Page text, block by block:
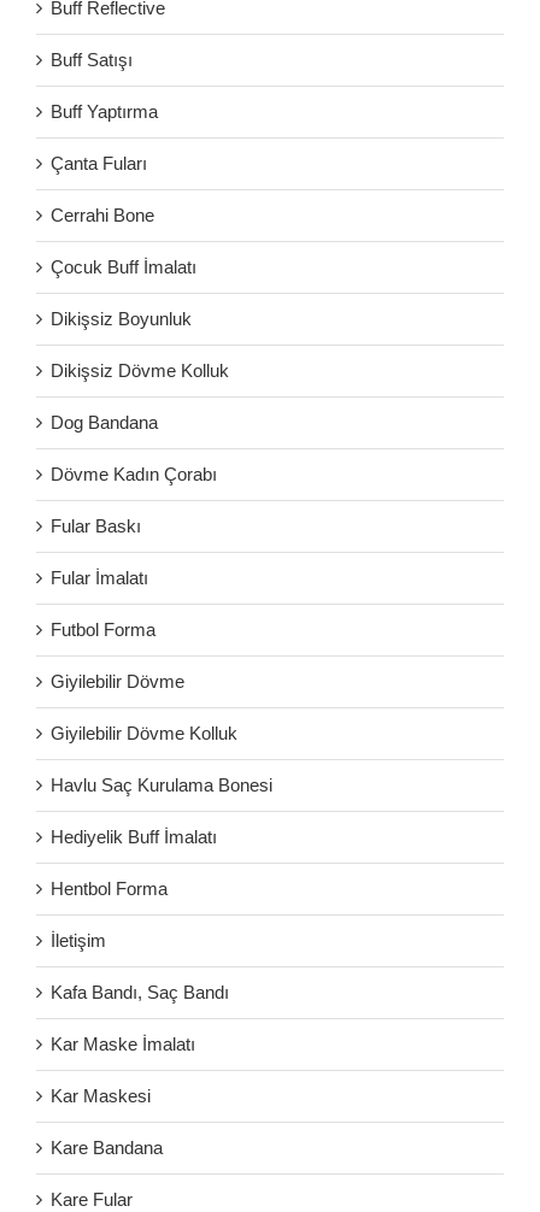
Buff Reflective
Buff Satışı
Buff Yaptırma
Çanta Fuları
Cerrahi Bone
Çocuk Buff İmalatı
Dikişsiz Boyunluk
Dikişsiz Dövme Kolluk
Dog Bandana
Dövme Kadın Çorabı
Fular Baskı
Fular İmalatı
Futbol Forma
Giyilebilir Dövme
Giyilebilir Dövme Kolluk
Havlu Saç Kurulama Bonesi
Hediyelik Buff İmalatı
Hentbol Forma
İletişim
Kafa Bandı, Saç Bandı
Kar Maske İmalatı
Kar Maskesi
Kare Bandana
Kare Fular